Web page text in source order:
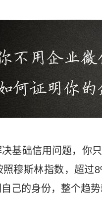
决基础信用问题，你
照穆斯林指数，超过
己的身份，整个趋势